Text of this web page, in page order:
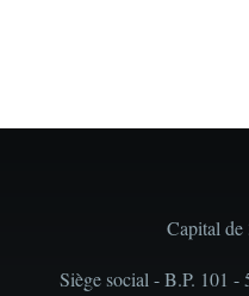
Capital
Siège social - B.P. 101